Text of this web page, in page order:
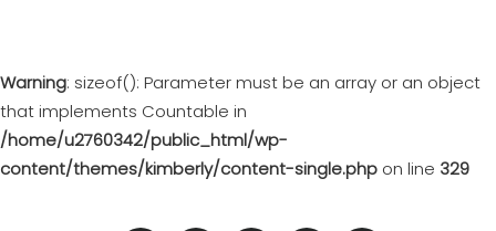
Warning: sizeof(): Parameter must be an array or an object
that implements Countable in
/home/u2760342/public_html/wp-
content/themes/kimberly/content-single.php on line 329